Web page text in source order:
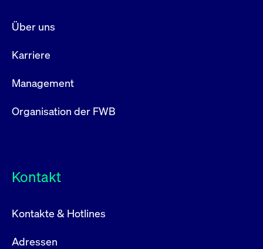
Über uns
Karriere
Management
Organisation der FWB
Kontakt
Kontakte & Hotlines
Adressen